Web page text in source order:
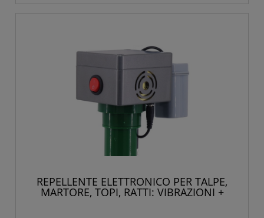
REPELLENTE ELETTRONICO PER TALPE,
MARTORE, TOPI, RATTI: VIBRAZIONI +